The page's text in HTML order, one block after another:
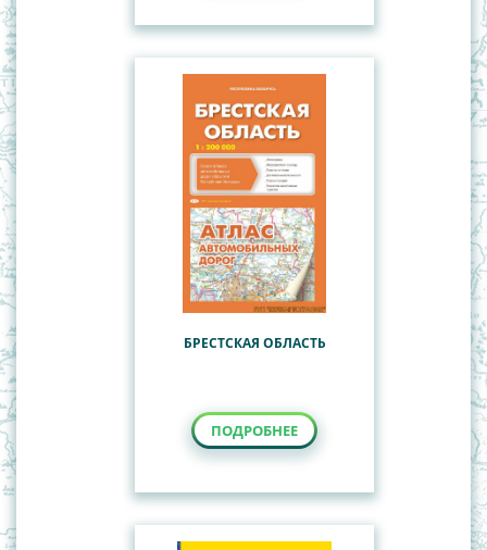
БРЕСТСКАЯ ОБЛАСТЬ
ПОДРОБНЕЕ